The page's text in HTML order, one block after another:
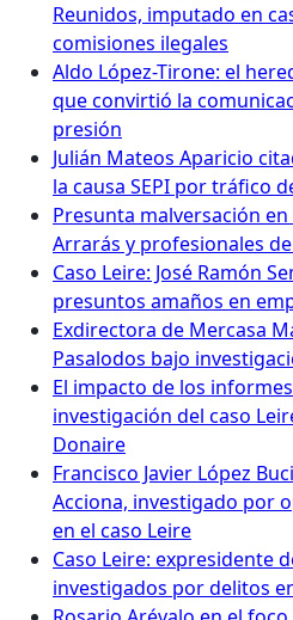
Reunidos, imputado en
comisiones ilegales
Aldo López-Tirone: el
que convirtió la
presión
Julián Mateos Aparicio
la causa SEPI por tráfico
Presunta malversación
Arrarás y profesionales
Caso Leire: José Ramón
presuntos amaños en
Exdirectora de Mercasa
Pasalodos bajo
El impacto de los
investigación del caso
Donaire
Francisco Javier López
Acciona, investigado por
en el caso Leire
Caso Leire: expresidente
investigados por delitos